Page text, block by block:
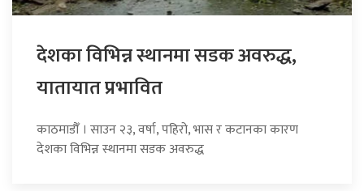
देशका विभिन्न स्थानमा सडक अवरुद्ध,
यातायात प्रभावित
काठमाडौँ । साउन २३, वर्षा, पहिरो, भास र कटानका कारण
देशका विभिन्न स्थानमा सडक अवरुद्ध